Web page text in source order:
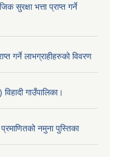
भत्ता प्राप्त गर्ने
गर्ने लाभग्राहीहरुको विवरण
गाउँपालिका।
नमुना पुस्तिका